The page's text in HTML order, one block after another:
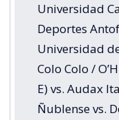
Universidad
Deportes
Universidad
Colo Colo /
E) vs. Audax
Ñublense vs.